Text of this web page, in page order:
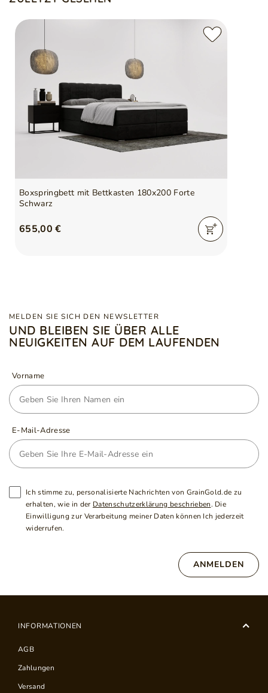
Boxspringbett mit Bettkasten 180x200 Forte
Schwarz
655,00 €
MELDEN SIE SICH DEN NEWSLETTER
UND BLEIBEN SIE ÜBER ALLE
NEUIGKEITEN AUF DEM LAUFENDEN
Vorname
E-Mail-Adresse
Ich stimme zu, personalisierte Nachrichten von GrainGold.de zu
erhalten, wie in der Datenschutzerklärung beschrieben. Die
Einwilligung zur Verarbeitung meiner Daten können Ich jederzeit
widerrufen.
ANMELDEN
INFORMATIONEN
AGB
Zahlungen
Versand